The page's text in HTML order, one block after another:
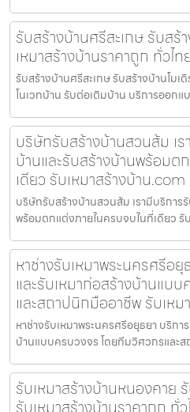
รับสร้างบ้านศรีสะเกษ รับส
เหมาสร้างบ้านราคาถูก ทั่วไท
รับสร้างบ้านศรีสะเกษ รับสร้างบ้านโมเ
โนเวทบ้าน รับต่อเติมบ้าน บริการออก
บริษัทรับสร้างบ้านสวนส้ม เร
บ้านและรับสร้างบ้านพร้อมต
เดียว รับเหมาสร้างบ้าน.com
บริษัทรับสร้างบ้านสวนส้ม เรามีบริการ
พร้อมตกแต่งภายในครบจบในที่เดียว รั
หาช่างรับเหมาพระนครศรีอ
และรับเหมาก่อสร้างบ้านแบ
และสถาปนิกมืออาชีพ รับเห
หาช่างรับเหมาพระนครศรีอยุธยา บริกา
บ้านแบบครบวงจร โดยทีมวิศวกรและ
รับเหมาสร้างบ้านหนองคาย